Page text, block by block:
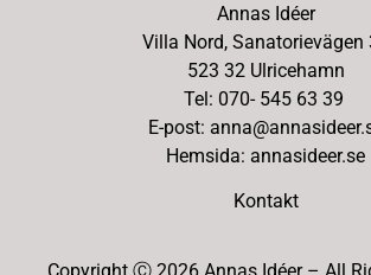
Annas Idéer
Villa Nord, Sanatorievägen
523 32 Ulricehamn
Tel: 070- 545 63 39
E-post:
Hemsida: annasideer.se
Kontakt